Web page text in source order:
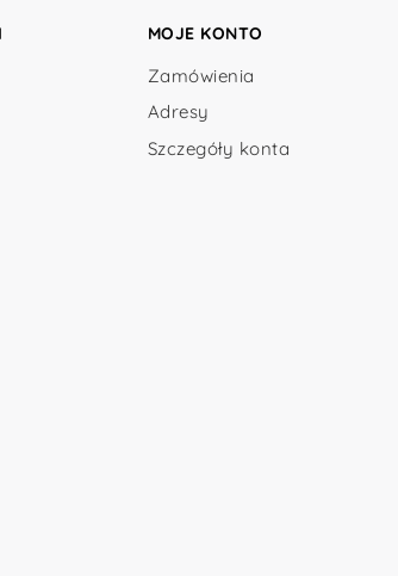
MOJE KONTO
Zamówienia
Adresy
Szczegóły konta